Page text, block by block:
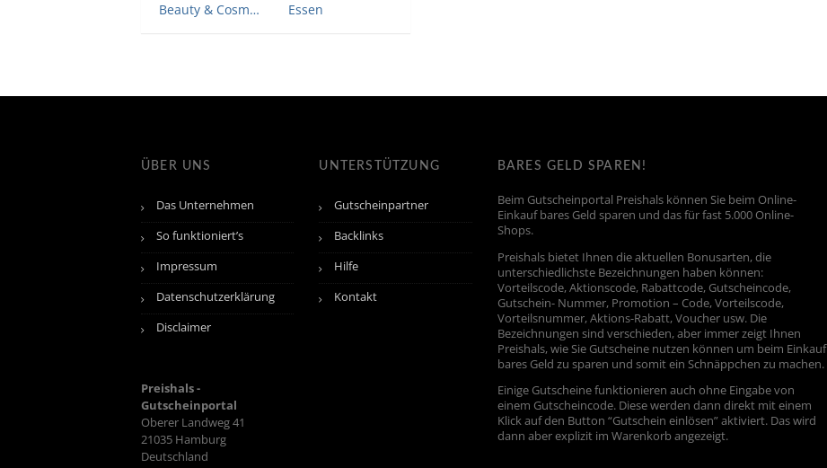
Beauty & Cosmetic
Essen
ÜBER UNS
Das Unternehmen
So funktioniert’s
Impressum
Datenschutzerklärung
Disclaimer
Preishals -
Gutscheinportal
Oberer Landweg 41
21035 Hamburg
Deutschland
UNTERSTÜTZUNG
Gutscheinpartner
Backlinks
Hilfe
Kontakt
BARES GELD SPAREN!
Beim Gutscheinportal Preishals können Sie beim Online-
Einkauf bares Geld sparen und das für fast 5.000 Online-
Shops.
Preishals bietet Ihnen die aktuellen Bonusarten, die
unterschiedlichste Bezeichnungen haben können:
Vorteilscode, Aktionscode, Rabattcode, Gutscheincode,
Gutschein- Nummer, Promotion – Code, Vorteilscode,
Vorteilsnummer, Aktions-Rabatt, Voucher usw. Die
Bezeichnungen sind verschieden, aber immer zeigt Ihnen
Preishals, wie Sie Gutscheine nutzen können um beim Einkauf
bares Geld zu sparen und somit ein Schnäppchen zu machen.
Einige Gutscheine funktionieren auch ohne Eingabe von
einem Gutscheincode. Diese werden dann direkt mit einem
Klick auf den Button “Gutschein einlösen” aktiviert. Das wird
dann aber explizit im Warenkorb angezeigt.